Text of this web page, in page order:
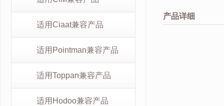
适用Ciaat兼容产品
适用Pointman兼容产品
适用Toppan兼容产品
适用Hodoo兼容产品
产品详细